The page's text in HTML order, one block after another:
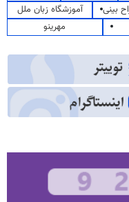
بینی
آموزشگاه زبان ملل
مهرینو